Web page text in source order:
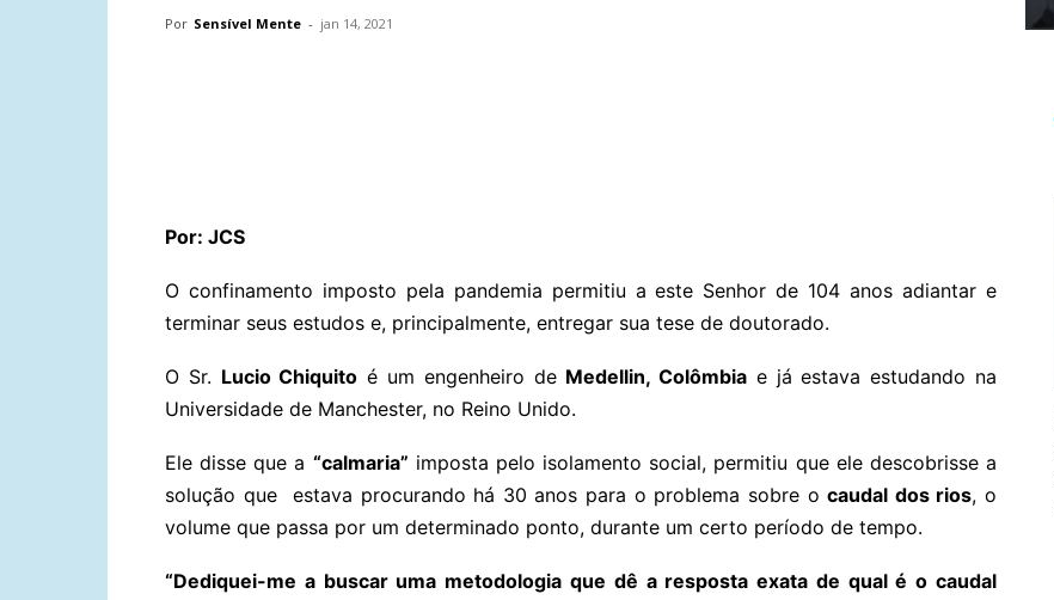
Por Sensível Mente - jan 14, 2021
Por: JCS
O confinamento imposto pela pandemia permitiu a este Senhor de 104 anos adiantar e
terminar seus estudos e, principalmente, entregar sua tese de doutorado.
O Sr. Lucio Chiquito é um engenheiro de Medellin, Colômbia e já estava estudando na
Universidade de Manchester, no Reino Unido.
Ele disse que a “calmaria” imposta pelo isolamento social, permitiu que ele descobrisse a
solução que estava procurando há 30 anos para o problema sobre ocaudal dos rios, o
volume que passa por um determinado ponto, durante um certo período de tempo.
“Dediquei-me a buscar uma metodologia que dê a resposta exata de qual é o caudal